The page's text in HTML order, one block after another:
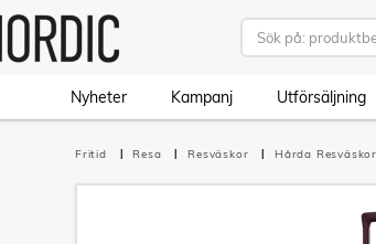
Nyheter Kampanj Utförsäljning
Fritid Resa Resväskor Hårda Resväskor